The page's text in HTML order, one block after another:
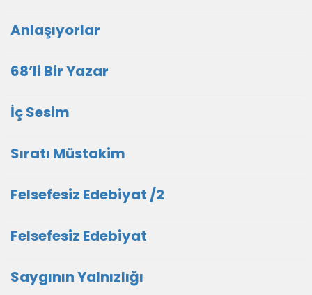
Anlaşıyorlar
68’li Bir Yazar
İç Sesim
Sıratı Müstakim
Felsefesiz Edebiyat /2
Felsefesiz Edebiyat
Saygının Yalnızlığı